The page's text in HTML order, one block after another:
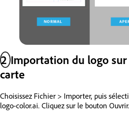
2Importation du logo
carte
Choisissez Fichier > Importer, puis
logo-color.ai. Cliquez sur le bouton Ouvrir.